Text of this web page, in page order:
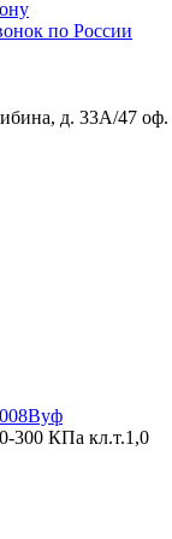
по России
д. 33А/47 оф.
300 КПа кл.т.1,0